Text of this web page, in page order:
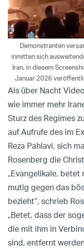
Demonstranten
inmitten sich
Iran, in diesem
Januar 2026
Als über Nacht
wie immer mehr
Sturz des Regimes
auf Aufrufe des im
Reza Pahlavi, sich
Rosenberg die
„Evangelikale,
mutig gegen das
bezieht“, schrieb
„Betet, dass der
die mit ihm in
sind, entfernt